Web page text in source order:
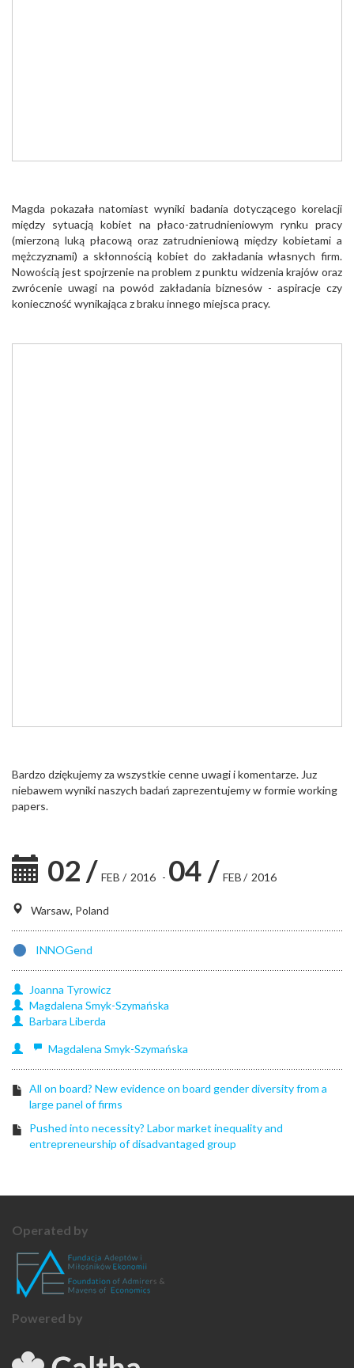
Magda pokazała natomiast wyniki badania dotyczącego korelacji
między sytuacją kobiet na płaco-zatrudnieniowym rynku pracy
(mierzoną luką płacową oraz zatrudnieniową między kobietami a
mężczyznami) a skłonnością kobiet do zakładania własnych firm.
Nowością jest spojrzenie na problem z punktu widzenia krajów oraz
zwrócenie uwagi na powód zakładania biznesów - aspiracje czy
konieczność wynikająca z braku innego miejsca pracy.
Bardzo dziękujemy za wszystkie cenne uwagi i komentarze. Juz
niebawem wyniki naszych badań zaprezentujemy w formie working
papers.
02 / FEB / 2016 - 04 / FEB/ 2016
Warsaw, Poland
INNOGend
Joanna Tyrowicz
Magdalena Smyk-Szymańska
Barbara Liberda
Magdalena Smyk-Szymańska
All on board? New evidence on board gender diversity from a
large panel of firms
Pushed into necessity? Labor market inequality and
entrepreneurship of disadvantaged group
Operated by
Powered by